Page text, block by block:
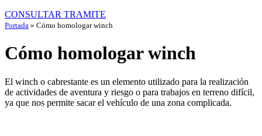
CONSULTAR TRAMITE
Portada » Cómo homologar winch
Cómo homologar winch
El winch o cabrestante es un elemento utilizado para la realización
de actividades de aventura y riesgo o para trabajos en terreno difícil,
ya que nos permite sacar el vehículo de una zona complicada.